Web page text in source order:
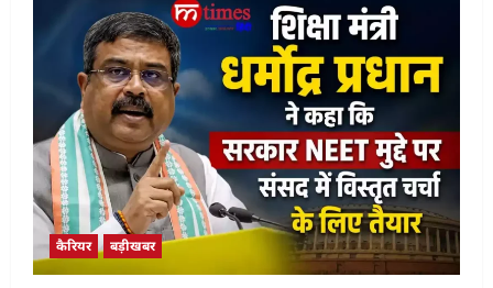
कैरियर बड़ीखबर